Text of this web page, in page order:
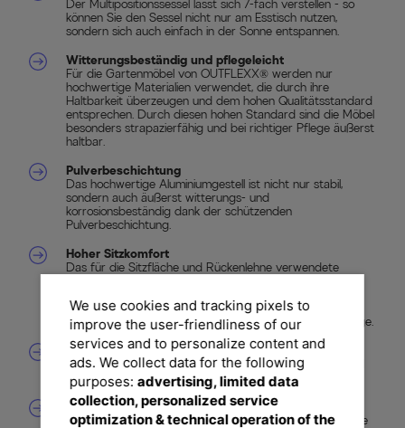
Der Multipositionssessel lässt sich 7-fach verstellen - so
können Sie den Sessel nicht nur am Esstisch nutzen,
sondern sich auch einfach in der Sonne entspannen.
Witterungsbeständig und pflegeleicht
Für die Gartenmöbel von OUTFLEXX® werden nur
hochwertige Materialien verwendet, die durch ihre
Haltbarkeit überzeugen und dem hohen Qualitätsstandard
entsprechen. Durch diesen hohen Standard sind die Möbel
besonders strapazierfähig und bei richtiger Pflege äußerst
haltbar.
Pulverbeschichtung
Das hochwertige Aluminiumgestell ist nicht nur stabil,
sondern auch äußerst witterungs- und
korrosionsbeständig dank der schützenden
Pulverbeschichtung.
Hoher Sitzkomfort
Das für die Sitzfläche und Rückenlehne verwendete
Eigenschaften. Dadurch sitzt es sich ganz besonders
komfortabel auf diesem Sessel - auch ohne Polsterauflage.
Klappbar
Bei Bedarf können Sie den Sessel zusammenklappen und
platzsparend verstauen.
Möbel vielfältig kombinierbar
Das vielfältige Angebot von OUTFLEXX® bietet Ihnen die
We use cookies and tracking pixels to
improve the user-friendliness of our
services and to personalize content and
ads. We collect data for the following
purposes: advertising, limited data
collection, personalized service
optimization & technical operation of the